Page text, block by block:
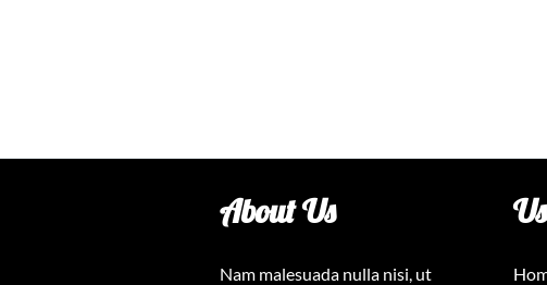
About Us
Nam malesuada nulla nisi, ut